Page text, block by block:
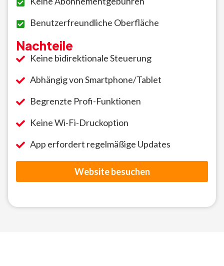
Benutzerfreundliche Oberfläche
Nachteile
Keine bidirektionale Steuerung
Abhängig von Smartphone/Tablet
Begrenzte Profi-Funktionen
Keine Wi-Fi-Druckoption
App erfordert regelmäßige Updates
Website besuchen